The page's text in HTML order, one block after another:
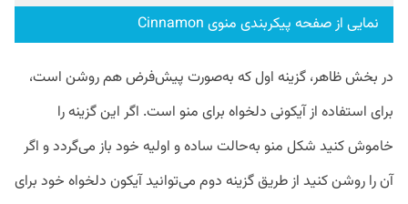
نمایی از صفحه پیکربندی منوی Cinnamon
در بخش ظاهر، گزینه اول که به‌صورت پیش‌فرض هم روشن است،
برای استفاده از آیکونی دلخواه برای منو است. اگر این گزینه را
خاموش کنید شکل منو به‌حالت ساده و اولیه خود باز می‌گردد و اگر
آن را روشن کنید از طریق گزینه دوم می‌توانید آیکون دلخواه خود برای